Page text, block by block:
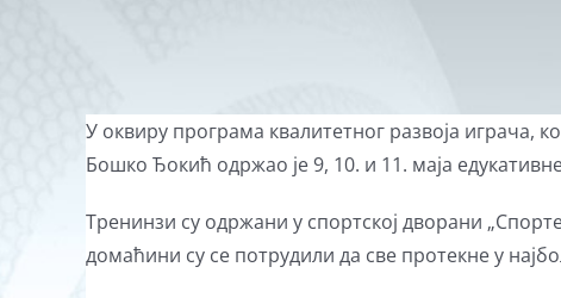
View
Larger
У оквиру програма квалитетног развоја
Бошко Ђокић одржаo је 9, 10. и 11. маја
Тренинзи су одржани у спортској дворани
домаћини су се потрудили да све протекне у